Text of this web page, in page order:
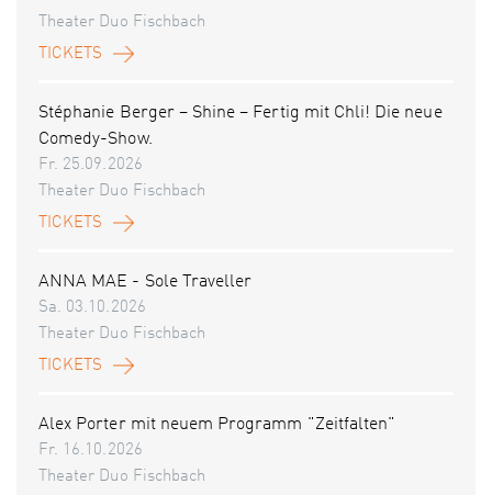
Theater Duo Fischbach
TICKETS
Stéphanie Berger – Shine – Fertig mit Chli! Die neue
Comedy-Show.
Fr. 25.09.2026
Theater Duo Fischbach
TICKETS
ANNA MAE - Sole Traveller
Sa. 03.10.2026
Theater Duo Fischbach
TICKETS
Alex Porter mit neuem Programm "Zeitfalten"
Fr. 16.10.2026
Theater Duo Fischbach